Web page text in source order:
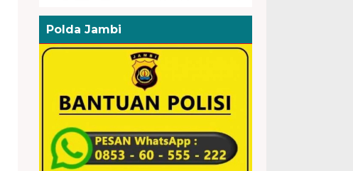
Polda Jambi